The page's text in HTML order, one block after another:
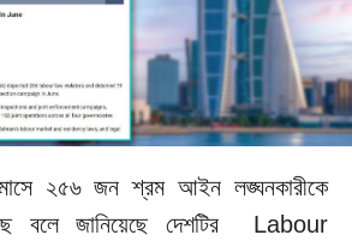
২৫৬ জন শ্রম আইন লঙ্ঘনকারীকে
বলে জানিয়েছে দেশটির
Labour